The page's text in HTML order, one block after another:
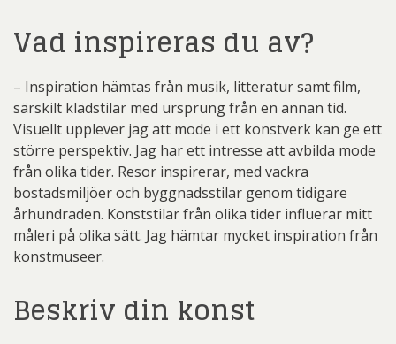
Vad inspireras du av?
– Inspiration hämtas från musik, litteratur samt film,
särskilt klädstilar med ursprung från en annan tid.
Visuellt upplever jag att mode i ett konstverk kan ge ett
större perspektiv. Jag har ett intresse att avbilda mode
från olika tider. Resor inspirerar, med vackra
bostadsmiljöer och byggnadsstilar genom tidigare
århundraden. Konststilar från olika tider influerar mitt
måleri på olika sätt. Jag hämtar mycket inspiration från
konstmuseer.
Beskriv din konst